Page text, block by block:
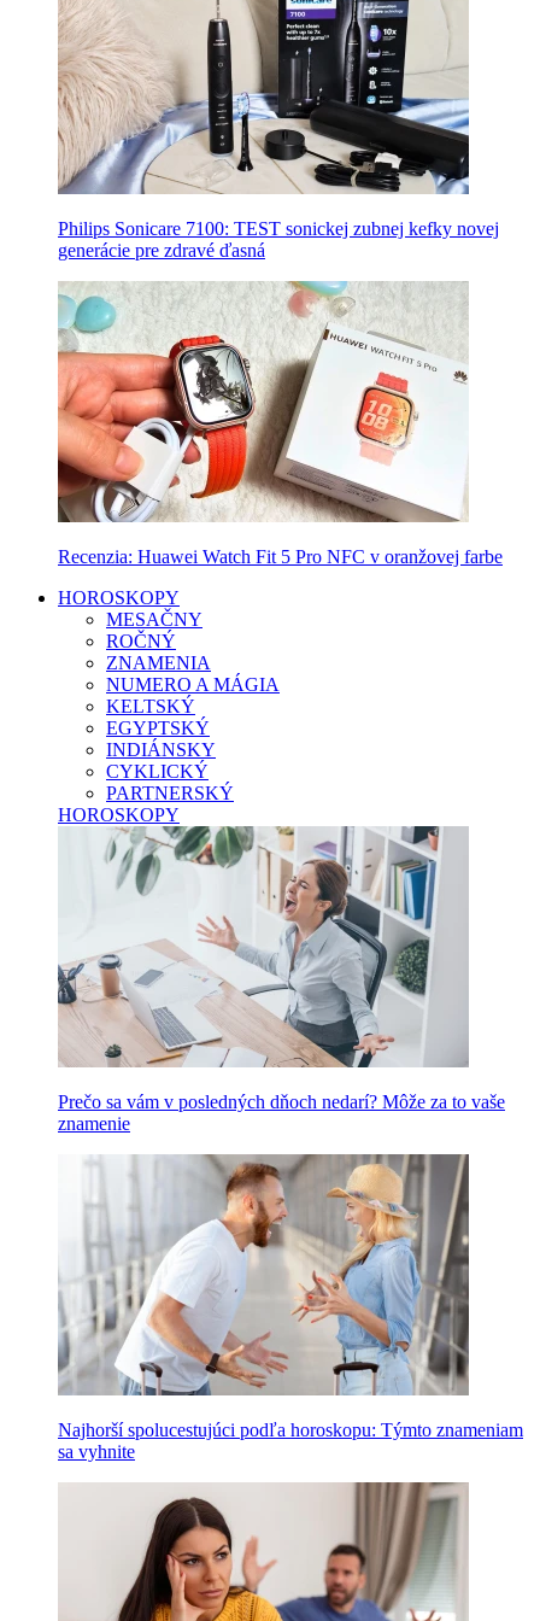
Philips Sonicare 7100: TEST sonickej zubnej kefky novej
generácie pre zdravé ďasná
Recenzia: Huawei Watch Fit 5 Pro NFC v oranžovej farbe
HOROSKOPY
MESAČNY
ROČNÝ
ZNAMENIA
NUMERO A MÁGIA
KELTSKÝ
EGYPTSKÝ
INDIÁNSKY
CYKLICKÝ
PARTNERSKÝ
HOROSKOPY
Prečo sa vám v posledných dňoch nedarí? Môže za to vaše
znamenie
Najhorší spolucestujúci podľa horoskopu: Týmto znameniam
sa vyhnite